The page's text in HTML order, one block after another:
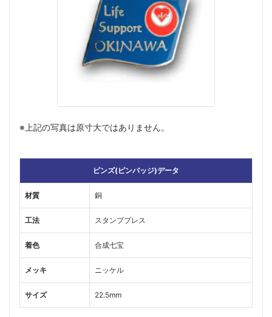
※上記の写真は原寸大ではありません。
ピンズ(ピンバッジ)データ
材質 銅
工法 スタンププレス
着色 合成七宝
メッキ ニッケル
サイズ 22.5mm